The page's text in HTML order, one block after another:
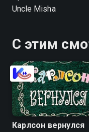
Uncle Misha
С этим
Карлсон вернулся